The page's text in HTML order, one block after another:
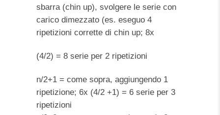
sbarra (chin up), svolgere le serie con
carico dimezzato (es. eseguo 4
ripetizioni corrette di chin up; 8x
(4/2) = 8 serie per 2 ripetizioni
n/2+1 = come sopra, aggiungendo 1
ripetizione; 6x (4/2 +1) = 6 serie per 3
ripetizioni